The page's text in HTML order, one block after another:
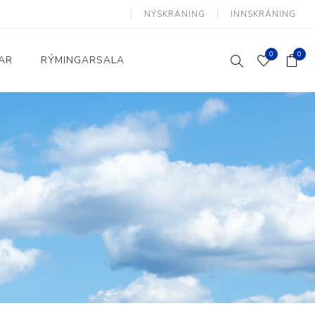
NÝSKRÁNING INNSKRÁNING
Heimili og skrifstofa
Baðherbergi
Eldhús
Lyftihægindastólar
Stólar og vinnuvernd
Athafnir daglegs lífs
RÝMINGARSALA 0 0